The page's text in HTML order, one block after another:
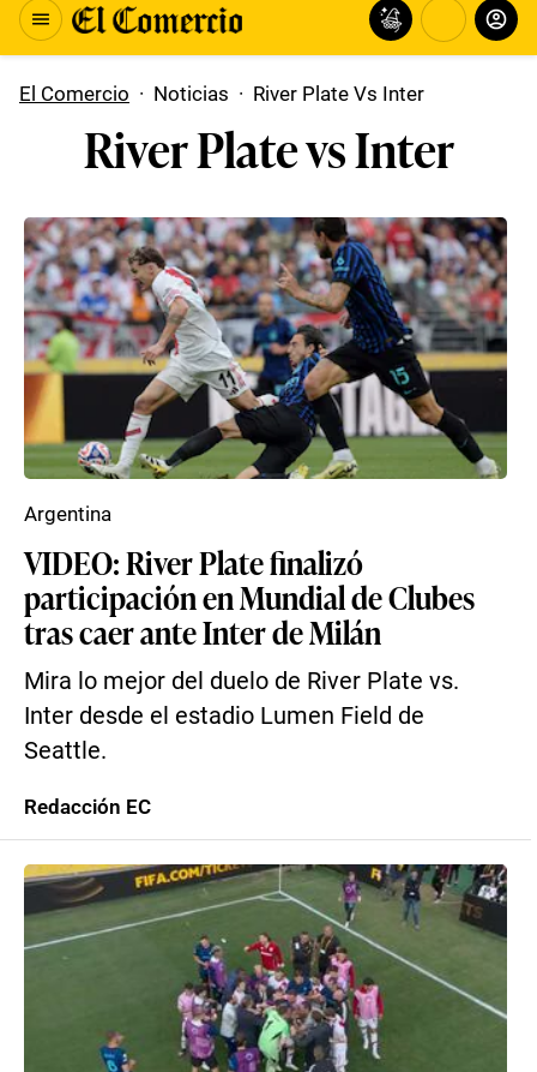
El Comercio · Noticias · River Plate Vs Inter
River Plate vs Inter
VIDEO: River Plate finalizó
participación en Mundial de Clubes
tras caer ante Inter de Milán
Mira lo mejor del duelo de River Plate vs.
Inter desde el estadio Lumen Field de
Seattle.
Argentina
Redacción EC